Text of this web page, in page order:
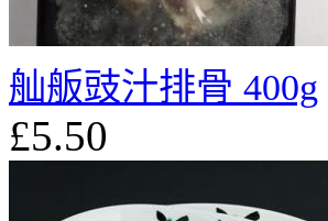
舢舨豉汁排骨 400g
£5.50